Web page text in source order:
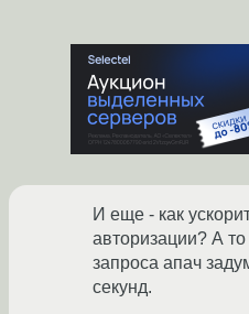
И еще - как
авторизации? А
запроса апач
секунд.